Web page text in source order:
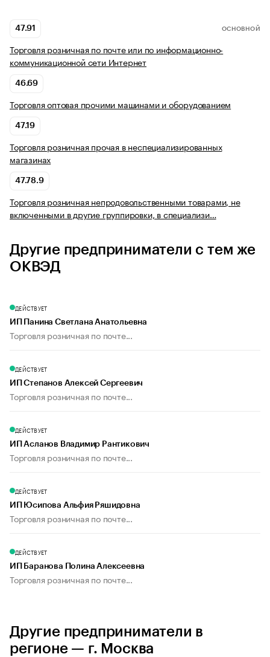
47.91 ОСНОВНОЙ
Торговля розничная по почте или по информационно-
коммуникационной сети Интернет
46.69
Торговля оптовая прочими машинами и оборудованием
47.19
Торговля розничная прочая в неспециализированных
магазинах
47.78.9
Торговля розничная непродовольственными товарами, не
включенными в другие группировки, в специализи…
Другие предприниматели с тем же
ОКВЭД
ДЕЙСТВУЕТ
ИП Панина Светлана Анатольевна
Торговля розничная по почте...
ДЕЙСТВУЕТ
ИП Степанов Алексей Сергеевич
Торговля розничная по почте...
ДЕЙСТВУЕТ
ИП Асланов Владимир Рантикович
Торговля розничная по почте...
ДЕЙСТВУЕТ
ИП Юсипова Альфия Ряшидовна
Торговля розничная по почте...
ДЕЙСТВУЕТ
ИП Баранова Полина Алексеевна
Торговля розничная по почте...
Другие предприниматели в
регионе — г. Москва